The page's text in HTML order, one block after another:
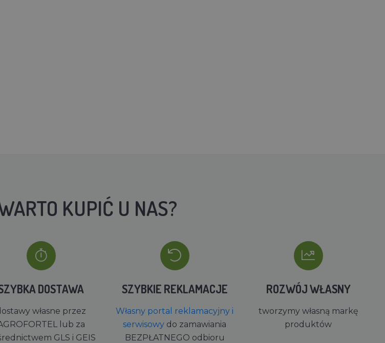
KUPIĆ U NAS?
DOSTAWA
własne przez
lub za
GLS i GEIS
SZYBKIE REKLAMACJE
Własny portal reklamacyjny i
serwisowy do zamawiania
BEZPŁATNEGO odbioru
ROZWÓJ WŁASNY
tworzymy własną markę
produktów